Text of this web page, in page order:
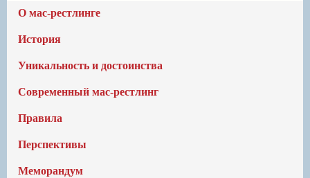
О мас-рестлинге
История
Уникальность и достоинства
Современный мас-рестлинг
Правила
Перспективы
Меморандум